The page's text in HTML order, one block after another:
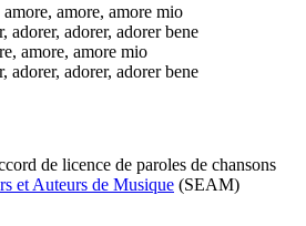
amore, amore mio
adorer, adorer, adorer bene
amore, amore mio
adorer, adorer, adorer bene
de licence de paroles de chansons
et Auteurs de Musique (SEAM)